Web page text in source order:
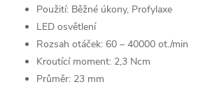
Použití: Běžné úkony, Profylaxe
LED osvětlení
Rozsah otáček: 60 – 40000 ot./min
Kroutící moment: 2,3 Ncm
Průměr: 23 mm